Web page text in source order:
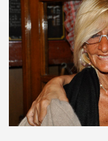
le 10 mars 2022
par
"AJASPHERE" le
11 janvier 2023 et
("Start Walkin'